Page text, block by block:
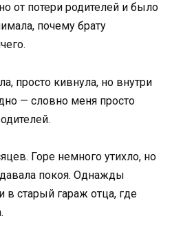
от потери родителей и было
почему брату
просто кивнула, но внутри
— словно меня просто
Горе немного утихло, но
покоя. Однажды
в старый гараж отца, где